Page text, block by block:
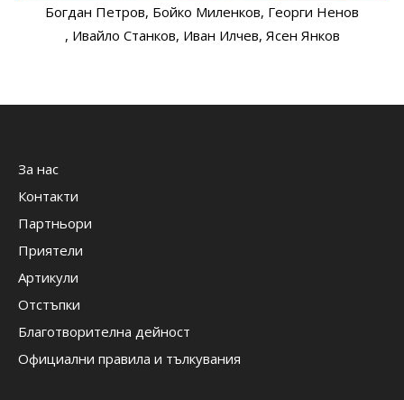
Богдан Петров, Бойко Миленков, Георги Ненов
, Ивайло Станков, Иван Илчев, Ясен Янков
За нас
Контакти
Партньори
Приятели
Артикули
Отстъпки
Благотворителна дейност
Официални правила и тълкувания